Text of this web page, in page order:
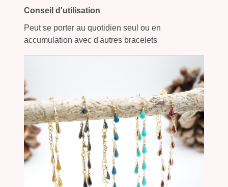
Conseil d'utilisation
Peut se porter au quotidien seul ou en
accumulation avec d'autres bracelets